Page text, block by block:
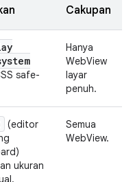
Cakupan
safe-
Hanya
WebView
layar
penuh.
(editor
ukuran
Semua
WebView.